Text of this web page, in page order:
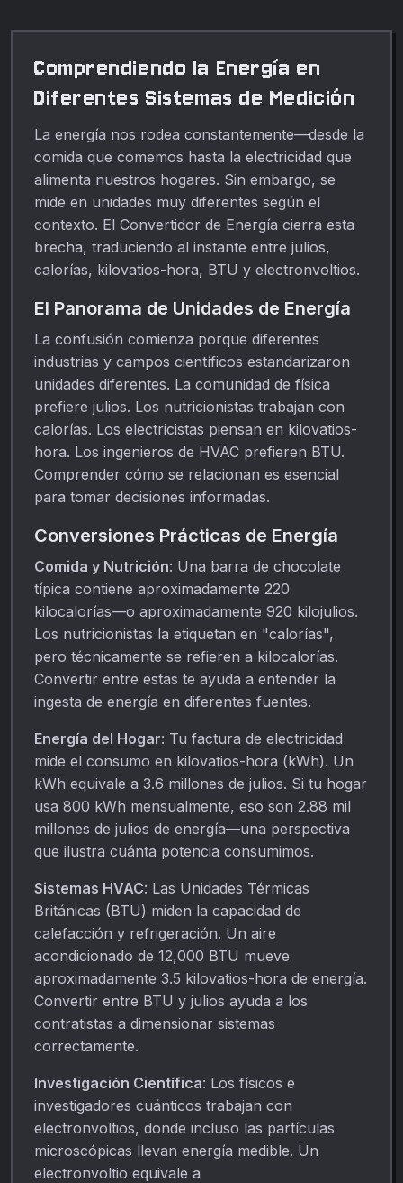
Comprendiendo la Energía en
Diferentes Sistemas de Medición
La energía nos rodea constantemente—desde la
comida que comemos hasta la electricidad que
alimenta nuestros hogares. Sin embargo, se
mide en unidades muy diferentes según el
contexto. El Convertidor de Energía cierra esta
brecha, traduciendo al instante entre julios,
calorías, kilovatios-hora, BTU y electronvoltios.
El Panorama de Unidades de Energía
La confusión comienza porque diferentes
industrias y campos científicos estandarizaron
unidades diferentes. La comunidad de física
prefiere julios. Los nutricionistas trabajan con
calorías. Los electricistas piensan en kilovatios-
hora. Los ingenieros de HVAC prefieren BTU.
Comprender cómo se relacionan es esencial
para tomar decisiones informadas.
Conversiones Prácticas de Energía
Comida y Nutrición: Una barra de chocolate
típica contiene aproximadamente 220
kilocalorías—o aproximadamente 920 kilojulios.
Los nutricionistas la etiquetan en "calorías",
pero técnicamente se refieren a kilocalorías.
Convertir entre estas te ayuda a entender la
ingesta de energía en diferentes fuentes.
Energía del Hogar: Tu factura de electricidad
mide el consumo en kilovatios-hora (kWh). Un
kWh equivale a 3.6 millones de julios. Si tu hogar
usa 800 kWh mensualmente, eso son 2.88 mil
millones de julios de energía—una perspectiva
que ilustra cuánta potencia consumimos.
Sistemas HVAC: Las Unidades Térmicas
Británicas (BTU) miden la capacidad de
calefacción y refrigeración. Un aire
acondicionado de 12,000 BTU mueve
aproximadamente 3.5 kilovatios-hora de energía.
Convertir entre BTU y julios ayuda a los
contratistas a dimensionar sistemas
correctamente.
Investigación Científica: Los físicos e
investigadores cuánticos trabajan con
electronvoltios, donde incluso las partículas
microscópicas llevan energía medible. Un
electronvoltio equivale a